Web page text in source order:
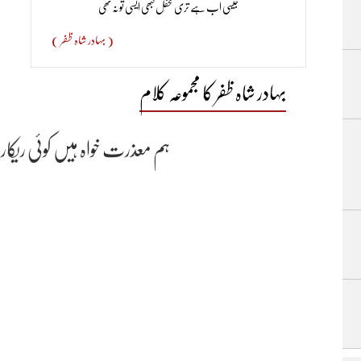
سے انکار کر دیا جن میں ان کے خیال کے مطابق سور اور گائے کی چربی لگی
فوجی ملازمت سے برخاست کر دیا۔ لکھنؤ میں بھی یہی واقعہ پیش آیا۔
کے خلاف ابھارنے لگے۔ 9 مئی 1857ء کو میرٹھ
پانڈے اور ایشوری پانڈے نے انگریزوں پر حملہ کر دیا۔ منگل پانڈے کو
سپاہیوں کو دس سال قید با مشقت کی سزا دی گئی۔ جس طریقے سے یہ حکم
افسروں کو ہلاک کرکے ان قیدیوں کو آزاد کرا لیا اور میرٹھ سے دہلی کی
جیسی اب ہے تری محفِل کبھی ایسی تو نہ تھی
( بہادر شاہ ظفر )
بہادر شاہ ظفر کا مجموعہ کلام
ہم معذرت خواہ ہیں کوئی